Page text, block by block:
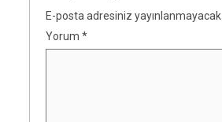
E-posta adresiniz yayınlanmayacak.
Yorum *